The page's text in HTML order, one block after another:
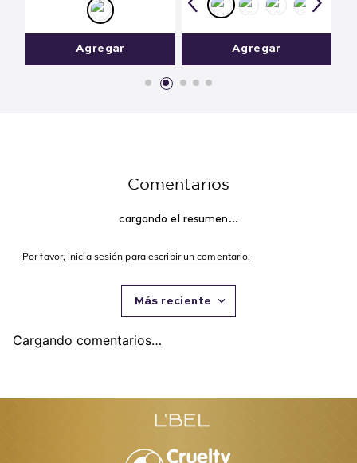
Agregar Agregar
Comentarios
cargando el resumen…
Por favor, inicia sesión para escribir un comentario.
Más reciente
Cargando comentarios…